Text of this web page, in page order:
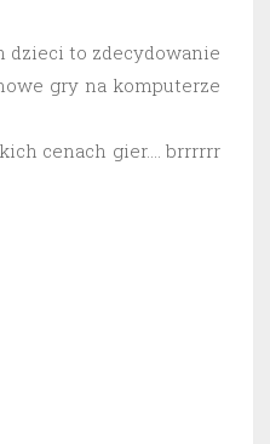
dzieci to zdecydowanie
gry na komputerze
cenach gier…. brrrrrr